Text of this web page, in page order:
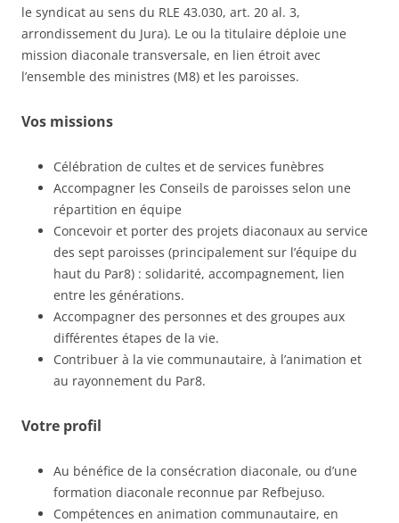
le syndicat au sens du RLE 43.030, art. 20 al. 3,
arrondissement du Jura). Le ou la titulaire déploie une
mission diaconale transversale, en lien étroit avec
l’ensemble des ministres (M8) et les paroisses.
Vos missions
Célébration de cultes et de services funèbres
Accompagner les Conseils de paroisses selon une
répartition en équipe
Concevoir et porter des projets diaconaux au service
des sept paroisses (principalement sur l’équipe du
haut du Par8) : solidarité, accompagnement, lien
entre les générations.
Accompagner des personnes et des groupes aux
différentes étapes de la vie.
Contribuer à la vie communautaire, à l’animation et
au rayonnement du Par8.
Votre profil
Au bénéfice de la consécration diaconale, ou d’une
formation diaconale reconnue par Refbejuso.
Compétences en animation communautaire, en